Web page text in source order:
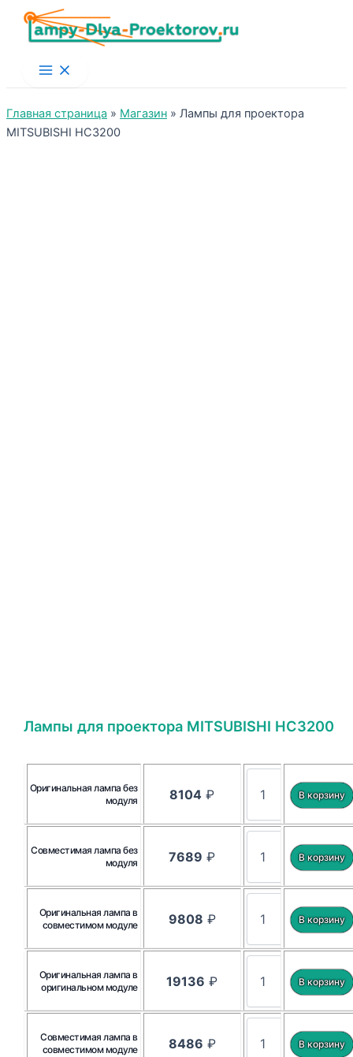
Main
Menu
Главная страница » Магазин » Лампы для проектора
MITSUBISHI HC3200
Лампы для проектора MITSUBISHI HC3200
Оригинальная лампа без
модуля
8104 ₽
Совместимая лампа без
модуля
7689 ₽
Оригинальная лампа в
совместимом модуле
9808 ₽
Оригинальная лампа в
оригинальном модуле
19136 ₽
Совместимая лампа в
совместимом модуле
8486 ₽